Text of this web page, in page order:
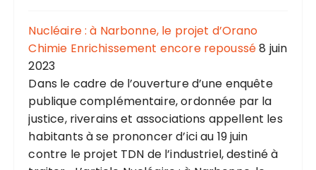
Nucléaire : à Narbonne, le projet d’Orano
Chimie Enrichissement encore repoussé8 juin
2023
Dans le cadre de l’ouverture d’une enquête
publique complémentaire, ordonnée par la
justice, riverains et associations appellent les
habitants à se prononcer d’ici au 19 juin
contre le projet TDN de l’industriel, destiné à